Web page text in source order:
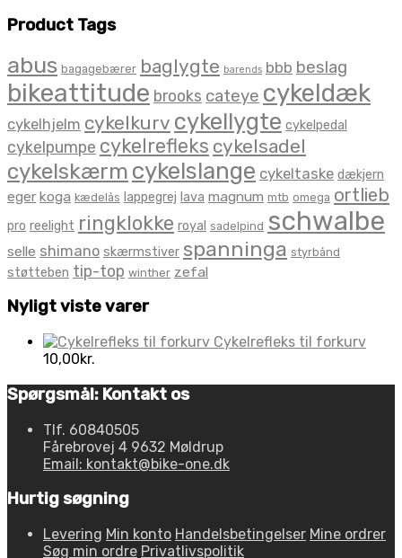
Product Tags
abus bagagebærer baglygte barends bbb beslag
bikeattitude brooks cateye cykeldæk
cykelhjelm cykelkurv cykellygte cykelpedal
cykelpumpe cykelrefleks cykelsadel
cykelskærm cykelslange cykeltaske dækjern
eger koga kædelås lappegrej lava magnum mtb omega ortlieb
pro reelight ringklokke royal sadelpind schwalbe
selle shimano skærmstiver spanninga styrbånd
støtteben tip-top winther zefal
Nyligt viste varer
Cykelrefleks til forkurv
10,00kr.
Spørgsmål: Kontakt os
Tlf. 60840505
Fårebrovej 4 9632 Møldrup
Email: kontakt@bike-one.dk
Hurtig søgning
Levering Min konto Handelsbetingelser Mine ordrer
Søg min ordre Privatlivspolitik